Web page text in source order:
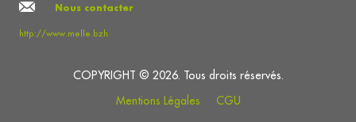
Nous contacter
http://www.melle.bzh
COPYRIGHT © 2026. Tous droits réservés.
Mentions Légales
CGU